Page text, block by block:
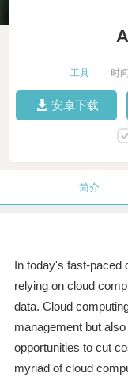
工具 时
安卓下载
简介
In today's fast-paced
relying on cloud
data. Cloud
management but
opportunities to cut
myriad of cloud